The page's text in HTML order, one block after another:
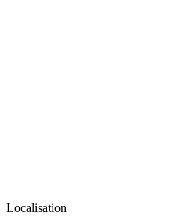
Localisation